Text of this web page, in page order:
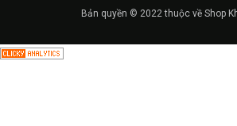
Bản quyền © 2022 thuộc về Shop